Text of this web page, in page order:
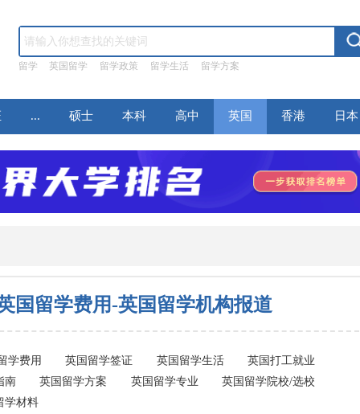
留学 英国留学 留学政策 留学生活 留学方案
... 硕士 本科 高中 英国 香港 日本
国留学费用-英国留学机构报道
学费用 英国留学签证 英国留学生活
英国打工就业
南 英国留学方案 英国留学专业
英国留学院校/选校
学材料